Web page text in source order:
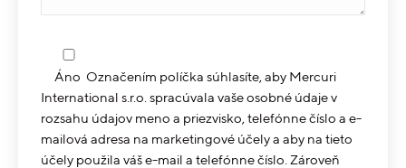
Áno Označením políčka súhlasíte, aby Mercuri
International s.r.o. spracúvala vaše osobné údaje v
rozsahu údajov meno a priezvisko, telefónne číslo a e-
mailová adresa na marketingové účely a aby na tieto
účely použila váš e-mail a telefónne číslo. Zároveň